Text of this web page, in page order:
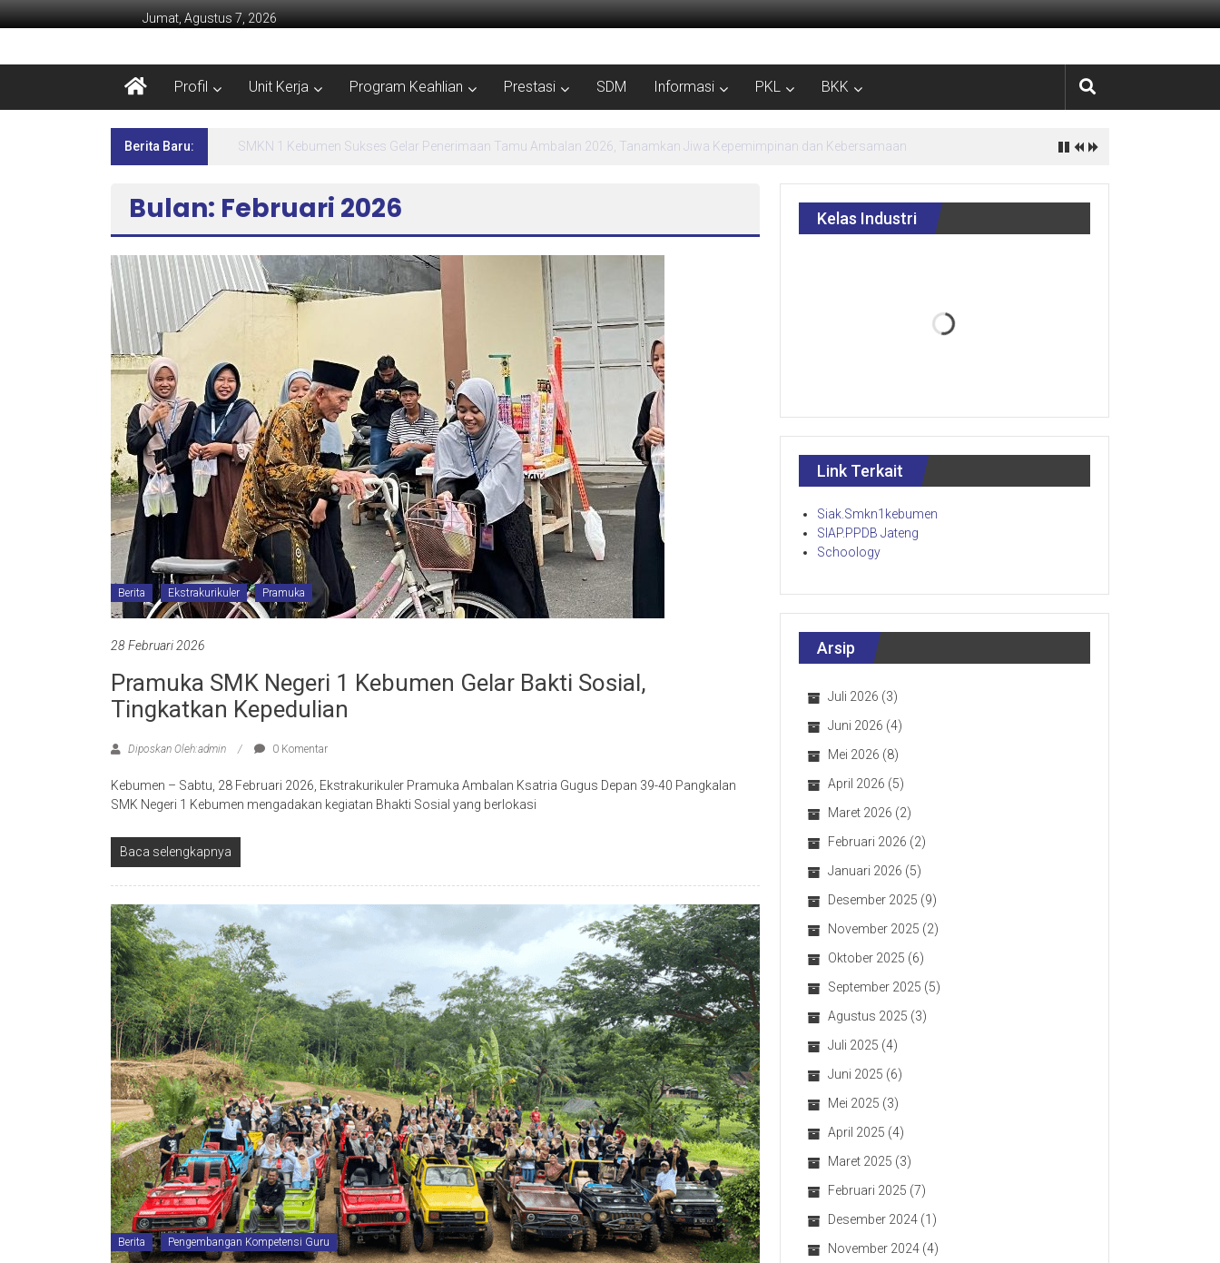
Jumat, Agustus 7, 2026
Profil Unit Kerja Program Keahlian Prestasi SDM Informasi PKL BKK
Berita Baru: Lima Hari Penuh Inspirasi! MPLS Ramah SMK Negeri 1 Kebumen Siapkan Generasi Berdaya dan Berprestasi
Bulan: Februari 2026
Berita Ekstrakurikuler Pramuka
28 Februari 2026
Pramuka SMK Negeri 1 Kebumen Gelar Bakti Sosial,
Tingkatkan Kepedulian
Diposkan Oleh:admin 0 Komentar
Kebumen – Sabtu, 28 Februari 2026, Ekstrakurikuler Pramuka Ambalan Ksatria Gugus Depan 39-40 Pangkalan
SMK Negeri 1 Kebumen mengadakan kegiatan Bhakti Sosial yang berlokasi
Baca selengkapnya
Berita Pengembangan Kompetensi Guru
Kelas Industri
Link Terkait
Siak.Smkn1kebumen
SIAP.PPDB Jateng
Schoology
Arsip
Juli 2026 (3)
Juni 2026 (4)
Mei 2026 (8)
April 2026 (5)
Maret 2026 (2)
Februari 2026 (2)
Januari 2026 (5)
Desember 2025 (9)
November 2025 (2)
Oktober 2025 (6)
September 2025 (5)
Agustus 2025 (3)
Juli 2025 (4)
Juni 2025 (6)
Mei 2025 (3)
April 2025 (4)
Maret 2025 (3)
Februari 2025 (7)
Desember 2024 (1)
November 2024 (4)